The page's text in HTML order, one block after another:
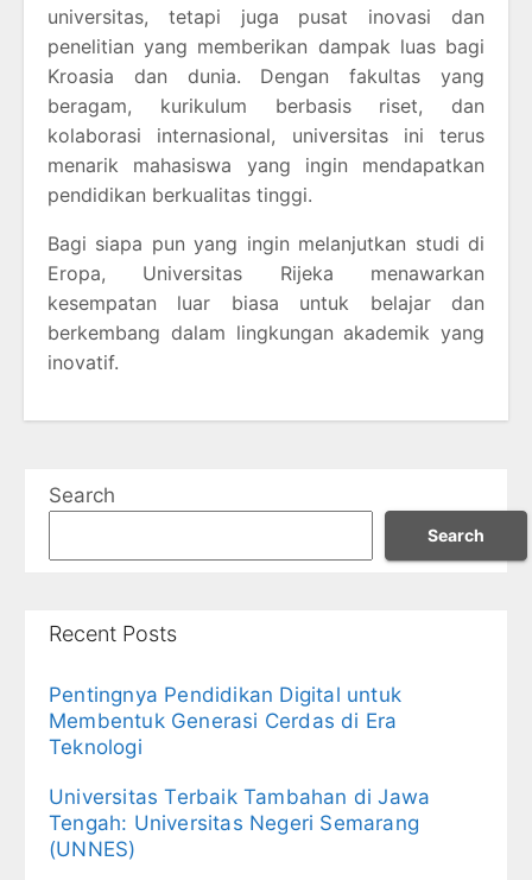
universitas, tetapi juga pusat inovasi dan
penelitian yang memberikan dampak luas bagi
Kroasia dan dunia. Dengan fakultas yang
beragam, kurikulum berbasis riset, dan
kolaborasi internasional, universitas ini terus
menarik mahasiswa yang ingin mendapatkan
pendidikan berkualitas tinggi.
Bagi siapa pun yang ingin melanjutkan studi di
Eropa, Universitas Rijeka menawarkan
kesempatan luar biasa untuk belajar dan
berkembang dalam lingkungan akademik yang
inovatif.
Search
Search
Recent Posts
Pentingnya Pendidikan Digital untuk
Membentuk Generasi Cerdas di Era
Teknologi
Universitas Terbaik Tambahan di Jawa
Tengah: Universitas Negeri Semarang
(UNNES)